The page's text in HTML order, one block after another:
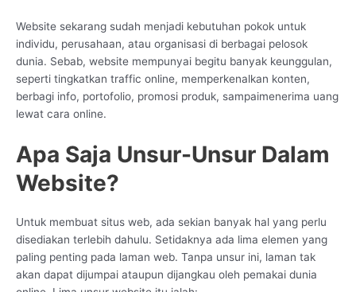
Website sekarang sudah menjadi kebutuhan pokok untuk
individu, perusahaan, atau organisasi di berbagai pelosok
dunia. Sebab, website mempunyai begitu banyak keunggulan,
seperti tingkatkan traffic online, memperkenalkan konten,
berbagi info, portofolio, promosi produk, sampaimenerima uang
lewat cara online.
Apa Saja Unsur-Unsur Dalam
Website?
Untuk membuat situs web, ada sekian banyak hal yang perlu
disediakan terlebih dahulu. Setidaknya ada lima elemen yang
paling penting pada laman web. Tanpa unsur ini, laman tak
akan dapat dijumpai ataupun dijangkau oleh pemakai dunia